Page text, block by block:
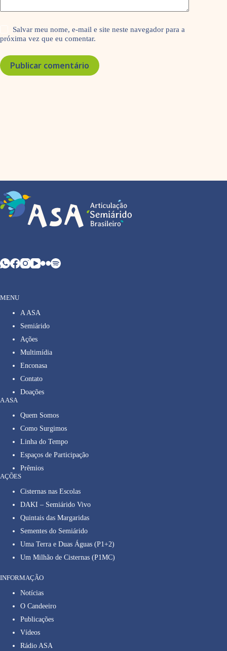
Salvar meu nome, e-mail e site neste navegador para a
próxima vez que eu comentar.
Publicar comentário
MENU
A ASA
Semiárido
Ações
Multimídia
Enconasa
Contato
Doações
A ASA
Quem Somos
Como Surgimos
Linha do Tempo
Espaços de Participação
Prêmios
AÇÕES
Cisternas nas Escolas
DAKI – Semiárido Vivo
Quintais das Margaridas
Sementes do Semiárido
Uma Terra e Duas Águas (P1+2)
Um Milhão de Cisternas (P1MC)
INFORMAÇÃO
Notícias
O Candeeiro
Publicações
Vídeos
Rádio ASA